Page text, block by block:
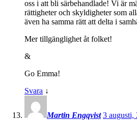
oss i att bli särbehandlade! Vi är
rättigheter och skyldigheter som
även ha samma rätt att delta i
Mer tillgänglighet åt folket!
&
Go Emma!
Svara ↓
Martin Engqvist 3 augusti,